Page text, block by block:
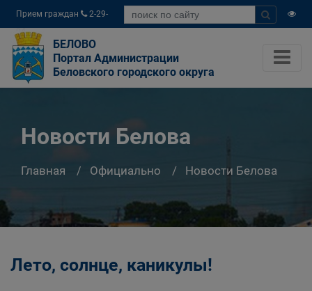
Прием граждан
2-29-
04
БЕЛОВО
Портал Администрации
Беловского городского округа
Новости Белова
Главная Официально Новости Белова
Лето, солнце, каникулы!